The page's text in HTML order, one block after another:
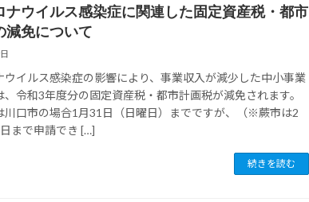
ナウイルス感染症に関連した固定資産税・都市
減免について
ウイルス感染症の影響により、事業収入が減少した中小事業
、令和3年度分の固定資産税・都市計画税が減免されます。
川口市の場合1月31日（日曜日）までですが、（※蕨市は2
まで申請でき […]
続きを読む